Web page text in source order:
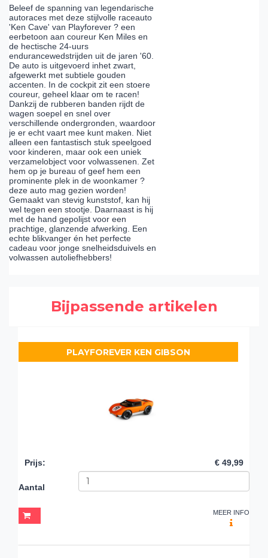
Beleef de spanning van legendarische
autoraces met deze stijlvolle raceauto
'Ken Cave' van Playforever ? een
eerbetoon aan coureur Ken Miles en
de hectische 24-uurs
endurancewedstrijden uit de jaren '60.
De auto is uitgevoerd inhet zwart,
afgewerkt met subtiele gouden
accenten. In de cockpit zit een stoere
coureur, geheel klaar om te racen!
Dankzij de rubberen banden rijdt de
wagen soepel en snel over
verschillende ondergronden, waardoor
je er echt vaart mee kunt maken. Niet
alleen een fantastisch stuk speelgoed
voor kinderen, maar ook een uniek
verzamelobject voor volwassenen. Zet
hem op je bureau of geef hem een
prominente plek in de woonkamer ?
deze auto mag gezien worden!
Gemaakt van stevig kunststof, kan hij
wel tegen een stootje. Daarnaast is hij
met de hand gepolijst voor een
prachtige, glanzende afwerking. Een
echte blikvanger én het perfecte
cadeau voor jonge snelheidsduivels en
volwassen autoliefhebbers!
Bijpassende artikelen
PLAYFOREVER KEN GIBSON
Prijs: € 49,99
Aantal
MEER INFO